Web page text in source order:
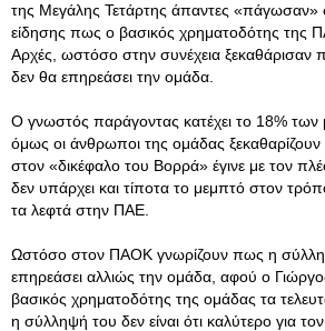
της Μεγάλης Τετάρτης άπαντες «πάγωσαν»
είδησης πως ο βασικός χρηματοδότης της
Αρχές, ωστόσο στην συνέχεια
δεν θα επηρεάσει την ομάδα.
Ο γνωστός παράγοντας κατέχει το 18%
όμως οι άνθρωποι της ομάδας
στον «δικέφαλο του Βορρά» έγινε με τον
δεν υπάρχει και τίποτα το μεμπτό στον
τα λεφτά στην ΠΑΕ.
Ωστόσο στον ΠΑΟΚ γνωρίζουν πως η
επηρεάσει αλλιώς την ομάδα, αφού ο
βασικός χρηματοδότης της ομάδας τα
η σύλληψή του δεν είναι ότι καλύτερο για